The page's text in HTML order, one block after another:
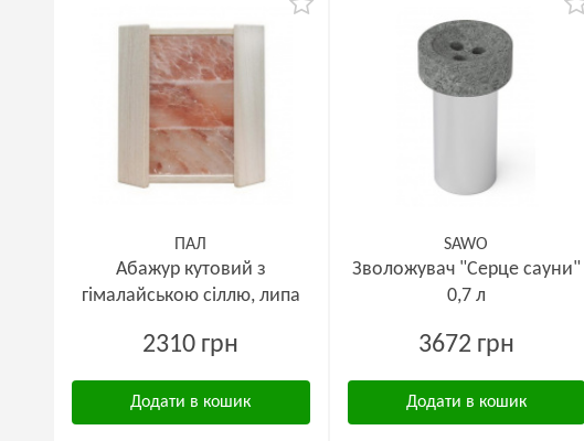
ПАЛ
Абажур кутовий з
гімалайською сіллю, липа
2310 грн
Додати в кошик
SAWO
Зволожувач "Серце сауни"
0,7 л
3672 грн
Додати в кошик